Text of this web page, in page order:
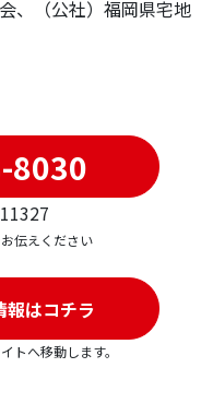
、（公社）福岡県宅地
8030
伝えください
報はコチラ
トへ移動します。